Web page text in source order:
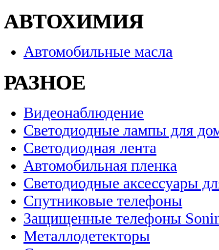
АВТОХИМИЯ
Автомобильные масла
РАЗНОЕ
Видеонаблюдение
Светодиодные лампы для
Светодиодная лента
Автомобильная пленка
Светодиодные аксессуары
Спутниковые телефоны
Защищенные телефоны
Металлодетекторы